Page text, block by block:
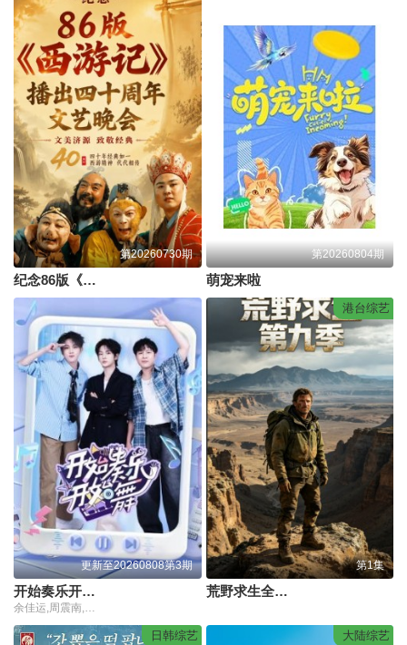
第20260730期
纪念86版《西游记》播出四十周年文艺晚会
第20260804期
萌宠来啦
更新至20260808第3期
开始奏乐开始舞
港台综艺
第1集
荒野求生全明星第九季
日韩综艺 大陆综艺